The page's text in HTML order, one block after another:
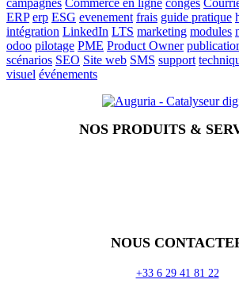
ERP erp ESG evenement frais guide pratique
intégration LinkedIn LTS marketing modules
odoo pilotage PME Product Owner
scénarios SEO Site web SMS support
visuel événements
NOS PRODUITS &
NOUS
+33 6 29 41 81 22